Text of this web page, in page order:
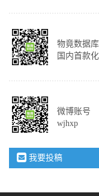
物竟数据
国内首款
微博账号
wjhxp
我要投稿